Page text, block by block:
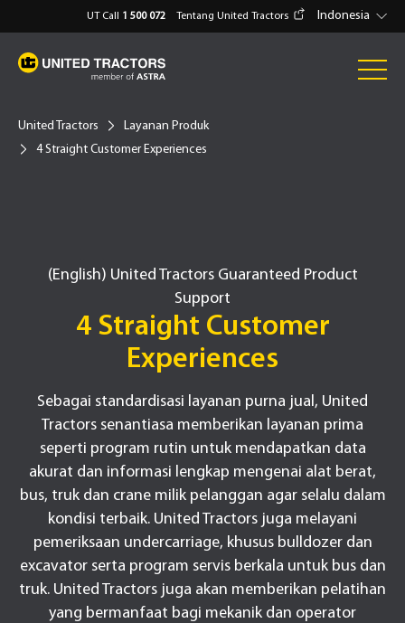
UT Call 1 500 072 Tentang United Tractors Indonesia
United Tractors
Layanan Produk
4 Straight Customer Experiences
(English) United Tractors Guaranteed Product
Support
4 Straight Customer
Experiences
Sebagai standardisasi layanan purna jual, United
Tractors senantiasa memberikan layanan prima
seperti program rutin untuk mendapatkan data
akurat dan informasi lengkap mengenai alat berat,
bus, truk dan crane milik pelanggan agar selalu dalam
kondisi terbaik. United Tractors juga melayani
pemeriksaan undercarriage, khusus bulldozer dan
excavator serta program servis berkala untuk bus dan
truk. United Tractors juga akan memberikan pelatihan
yang bermanfaat bagi mekanik dan operator